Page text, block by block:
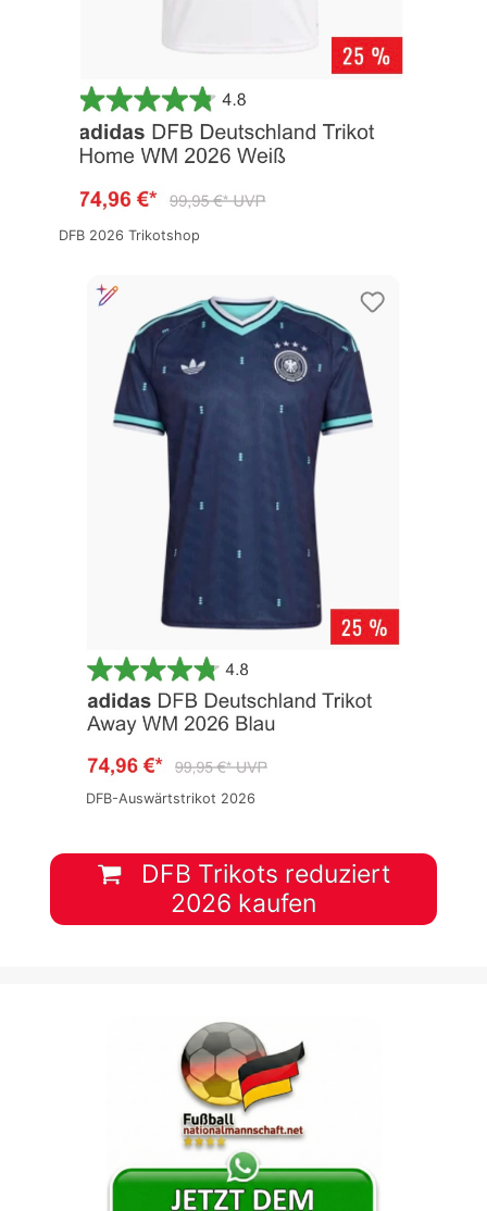
DFB 2026 Trikotshop
DFB-Auswärtstrikot 2026
DFB Trikots reduziert
2026 kaufen